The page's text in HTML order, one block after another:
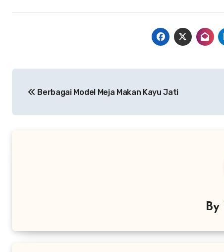
pos Berbagai Model Meja Makan Kayu Jati
By